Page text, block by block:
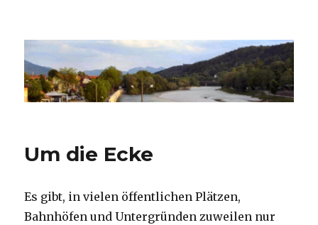
Nekkar
Um die Ecke
Es gibt, in vielen öffentlichen Plätzen,
Bahnhöfen und Untergründen zuweilen nur